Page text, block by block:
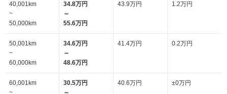
40,001km
~
50,000km
34.8万円
～
55.6万円
43.9万円 1.2万円
50,001km
~
60,000km
34.6万円
～
48.6万円
41.4万円 0.2万円
60,001km
~
30.5万円
～
40.6万円 ±0万円